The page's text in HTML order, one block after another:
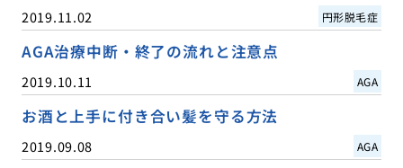
2019.11.02 円形脱毛症
AGA治療中断・終了の流れと注意点
2019.10.11 AGA
お酒と上手に付き合い髪を守る方法
2019.09.08 AGA